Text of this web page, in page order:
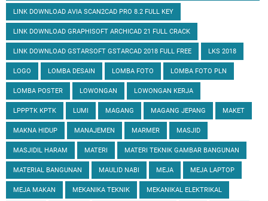
LINK DOWNLOAD AVIA SCAN2CAD PRO 8.2 FULL KEY
LINK DOWNLOAD GRAPHISOFT ARCHICAD 21 FULL CRACK
LINK DOWNLOAD GSTARSOFT GSTARCAD 2018 FULL FREE LKS 2018
LOGO LOMBA DESAIN LOMBA FOTO LOMBA FOTO PLN
LOMBA POSTER LOWONGAN LOWONGAN KERJA
LPPPTK KPTK LUMI MAGANG MAGANG JEPANG MAKET
MAKNA HIDUP MANAJEMEN MARMER MASJID
MASJIDIL HARAM MATERI MATERI TEKNIK GAMBAR BANGUNAN
MATERIAL BANGUNAN MAULID NABI MEJA MEJA LAPTOP
MEJA MAKAN MEKANIKA TEKNIK MEKANIKAL ELEKTRIKAL